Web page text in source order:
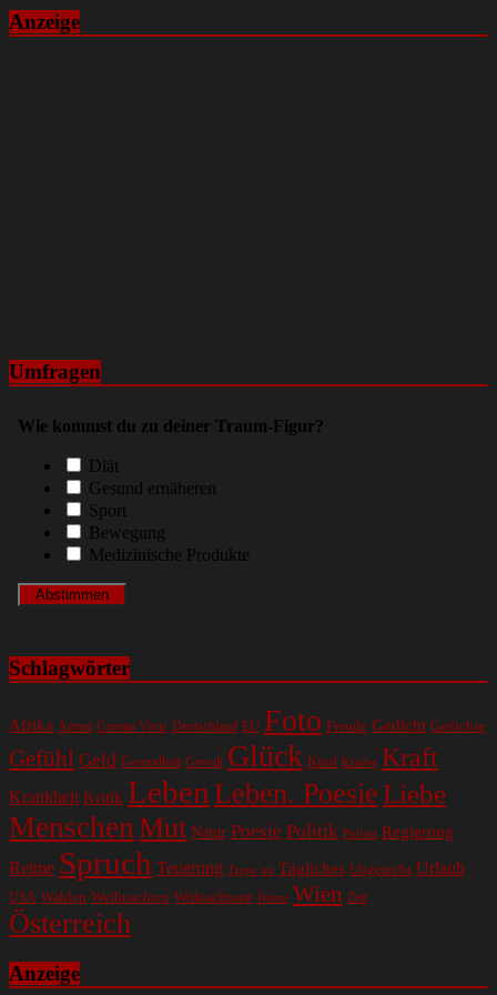
Anzeige
Umfragen
Wie kommst du zu deiner Traum-Figur?
Diät
Gesund ernäheren
Sport
Bewegung
Medizinische Produkte
Schlagwörter
Afrika Armut Corona Virus Deutschland EU Foto Freude Gedicht Gedichte
Gefühl Geld Gesundheit Gewalt Glück Kind Kinder Kraft
Krankheit Kritik Leben Leben. Poesie Liebe
Menschen Mut Natur Poesie Politik Polizei Regierung
Reime Spruch Teuerung Tipps tot Tägliches Ungerecht Urlaub
USA Wahlen Weihnachten Weihnachtszeit Wetter Wien Zeit
Österreich
Anzeige